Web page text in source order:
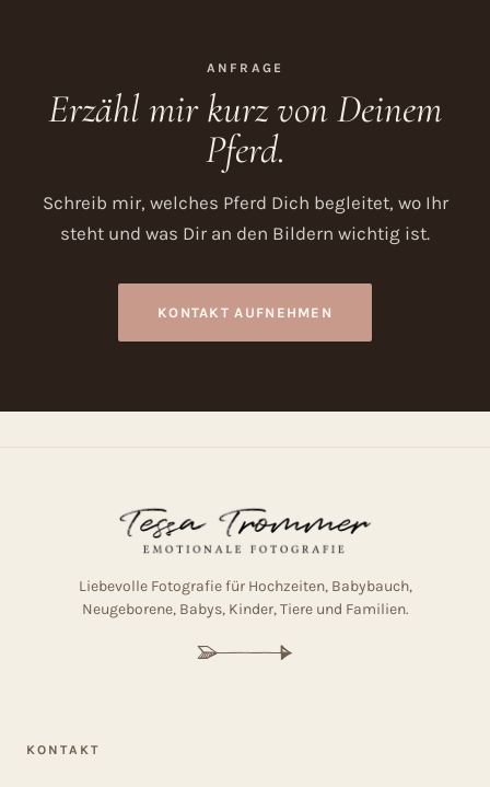
ANFRAGE
Erzähl mir kurz von Deinem
Pferd.
Schreib mir, welches Pferd Dich begleitet, wo Ihr
steht und was Dir an den Bildern wichtig ist.
KONTAKT AUFNEHMEN
Liebevolle Fotografie für Hochzeiten, Babybauch,
Neugeborene, Babys, Kinder, Tiere und Familien.
X
KONTAKT